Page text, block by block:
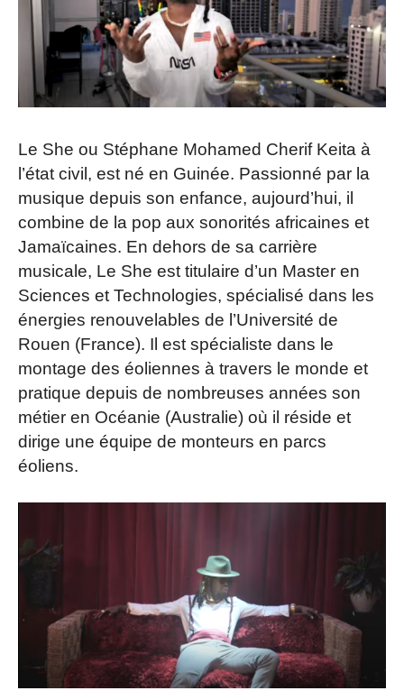
Le She ou Stéphane Mohamed Cherif Keita à
l’état civil, est né en Guinée. Passionné par la
musique depuis son enfance, aujourd’hui, il
combine de la pop aux sonorités africaines et
Jamaïcaines. En dehors de sa carrière
musicale, Le She est titulaire d’un Master en
Sciences et Technologies, spécialisé dans les
énergies renouvelables de l’Université de
Rouen (France). Il est spécialiste dans le
montage des éoliennes à travers le monde et
pratique depuis de nombreuses années son
métier en Océanie (Australie) où il réside et
dirige une équipe de monteurs en parcs
éoliens.